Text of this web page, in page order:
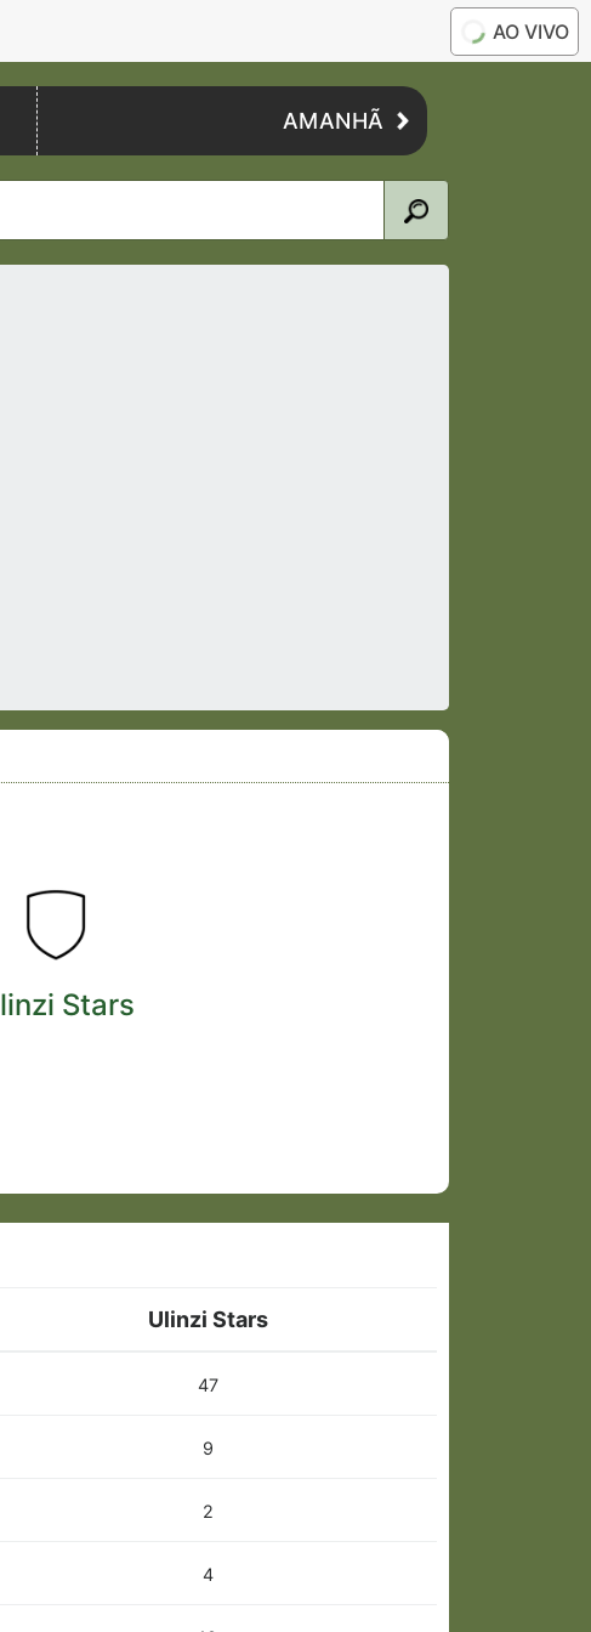
AO VIVO
AMANHÃ
Stars
Ulinzi Stars
47
9
2
4